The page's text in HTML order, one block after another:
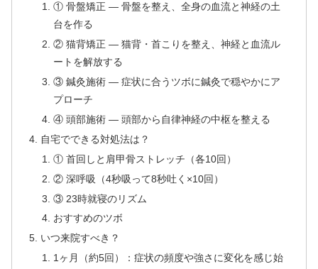
① 骨盤矯正 — 骨盤を整え、全身の血流と神経の土
台を作る
② 猫背矯正 — 猫背・首こりを整え、神経と血流ル
ートを解放する
③ 鍼灸施術 — 症状に合うツボに鍼灸で穏やかにア
プローチ
④ 頭部施術 — 頭部から自律神経の中枢を整える
自宅でできる対処法は？
① 首回しと肩甲骨ストレッチ（各10回）
② 深呼吸（4秒吸って8秒吐く×10回）
③ 23時就寝のリズム
おすすめのツボ
いつ来院すべき？
1ヶ月（約5回）：症状の頻度や強さに変化を感じ始